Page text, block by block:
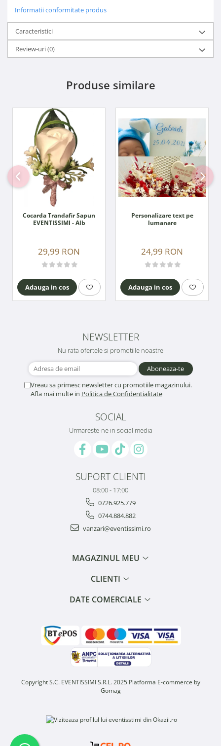
Informatii conformitate produs
Caracteristici
Review-uri(0)
Produse similare
Cocarda Trandafir Sapun
EVENTISSIMI - Alb
29,99 RON
Adauga in cos
Personalizare text pe
lumanare
24,99 RON
Adauga in cos
NEWSLETTER
Nu rata ofertele si promotiile noastre
Vreau sa primesc newsletter cu promotiile magazinului.
Afla mai multe in Politica de Confidentialitate
SOCIAL
Urmareste-ne in social media
SUPORT CLIENTI
08:00 - 17:00
0726.925.779
0744.884.882
vanzari@eventissimi.ro
MAGAZINUL MEU
CLIENTI
DATE COMERCIALE
Copyright S.C. EVENTISSIMI S.R.L. 2025 Platforma E-commerce by
Gomag